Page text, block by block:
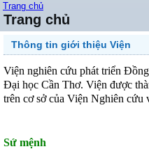
Trang chủ
Trang chủ
Thông tin giới thiệu Viện
Viện nghiên cứu phát triển
Đại học Cần Thơ. Viện được
trên cơ sở của Viện Nghiên cứu
Sứ mệnh